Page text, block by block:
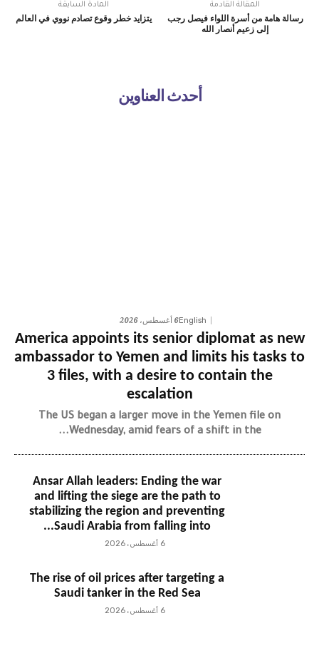
المادة السابقة
يتزايد خطر وقوع تصادم نووي في العالم
المقالة القادمة
رسالة هامة من أسرة اللواء فيصل رجب
إلى زعيم أنصار الله
أحدث العناوين
English6 أغسطس، 2026
America appoints its senior diplomat as new
ambassador to Yemen and limits his tasks to
3 files, with a desire to contain the
escalation
The US began a larger move in the Yemen file on
Wednesday, amid fears of a shift in the...
Ansar Allah leaders: Ending the war
and lifting the siege are the path to
stabilizing the region and preventing
Saudi Arabia from falling into...
6 أغسطس، 2026
The rise of oil prices after targeting a
Saudi tanker in the Red Sea
6 أغسطس، 2026